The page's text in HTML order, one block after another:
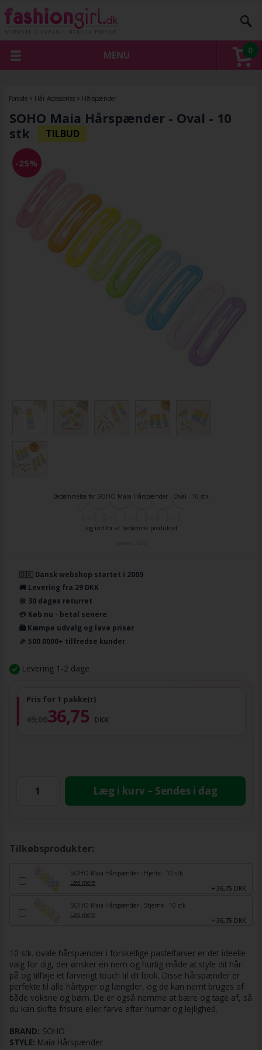
0
MENU
Forside » Hår Accessories» Hårspænder
SOHO Maia Hårspænder - Oval - 10
stk
-25%
Bedømmelse for SOHO Maia Hårspænder - Oval - 10 stk
Log ind for at bedømme produktet
🇩🇰 Dansk webshop startet i 2009
🚚 Levering fra 29 DKK
🌸 30 dages returret
💳 Køb nu - betal senere
🛍️ Kæmpe udvalg og lave priser
🎉 500.0000+ tilfredse kunder
Levering 1-2 dage
Pris for 1 pakke(r)
36,75 DKK
Læg i kurv – Sendes i dag
Tilkøbsprodukter:
SOHO Maia Hårspænder - Hjerte - 10 stk
Læs mere
+ 36,75 DKK
SOHO Maia Hårspænder - Stjerne - 10 stk
Læs mere
+ 36,75 DKK
10 stk. ovale hårspænder i forskellige pastelfarver er det ideelle
valg for dig, der ønsker en nem og hurtig måde at style dit hår
på og tilføje et farverigt touch til dit look. Disse hårspænder er
perfekte til alle hårtyper og længder, og de kan nemt bruges af
både voksne og børn. De er også nemme at bære og tage af, så
du kan skifte frisure eller farve efter humør og lejlighed.
BRAND: SOHO
STYLE: Maia Hårspænder